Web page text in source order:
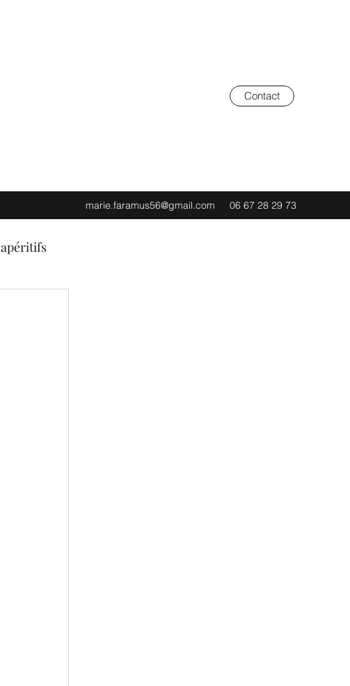
Contact
marie.faramus56@gmail.com 06 67 28 29 73
apéritifs